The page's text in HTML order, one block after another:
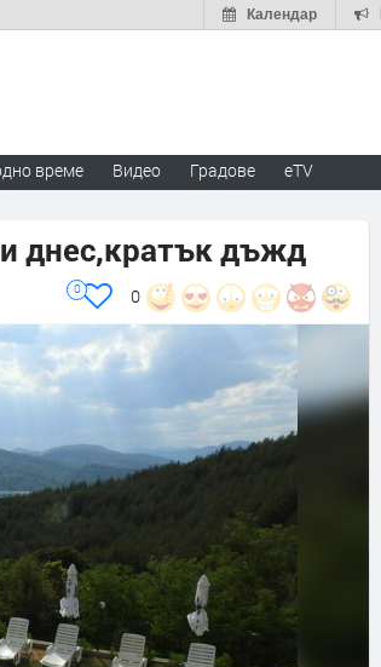
Календар
време Видео Градове eTV
днес,кратък дъжд
0
0